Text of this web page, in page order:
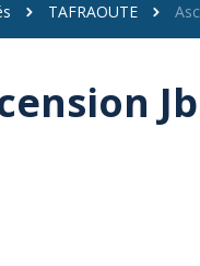
TAFRAOUTE